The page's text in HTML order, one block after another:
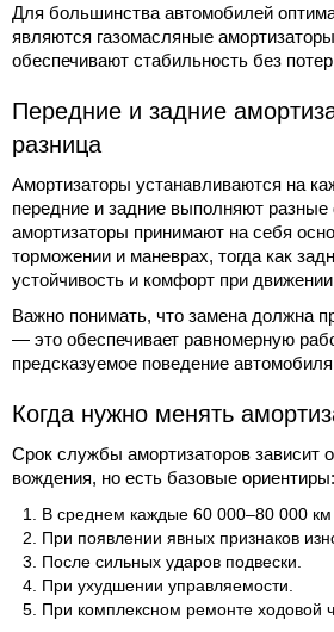
Для большинства автомобилей
являются газомасляные
обеспечивают стабильность без
Передние и задние
разница
Амортизаторы устанавливаются на
передние и задние выполняют
амортизаторы принимают на себя
торможении и маневрах, тогда как
устойчивость и комфорт при
Важно понимать, что замена должна
— это обеспечивает равномерную
предсказуемое поведение
Когда нужно менять
Срок службы амортизаторов зависит
вождения, но есть базовые ориентиры:
В среднем каждые 60 000–80 000 км
При появлении явных признаков
После сильных ударов подвески.
При ухудшении управляемости.
При комплексном ремонте ходовой